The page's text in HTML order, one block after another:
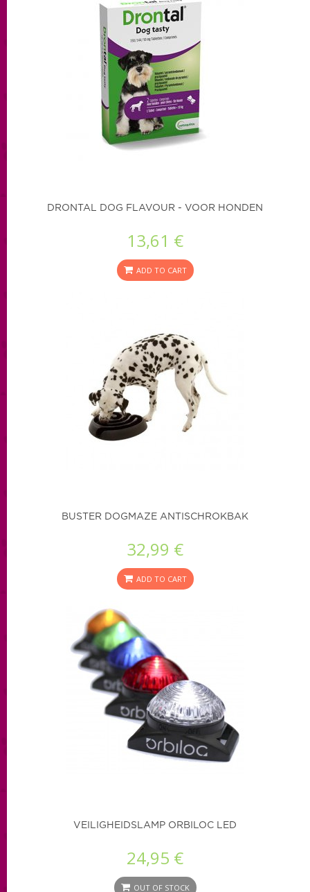
DRONTAL DOG FLAVOUR - VOOR HONDEN
13,61 €
ADD TO CART
BUSTER DOGMAZE ANTISCHROKBAK
32,99 €
ADD TO CART
VEILIGHEIDSLAMP ORBILOC LED
24,95 €
OUT OF STOCK